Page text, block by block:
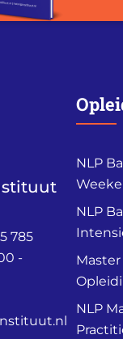
785
-
NLP
NLP
NLP